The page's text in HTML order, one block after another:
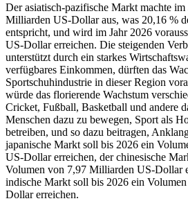
Der asiatisch-pazifische Markt machte
Milliarden US-Dollar aus, was 20,16 %
entspricht, und wird im Jahr 2026
US-Dollar erreichen. Die steigenden
unterstützt durch ein starkes
verfügbares Einkommen, dürften das
Sportschuhindustrie in dieser Region
würde das florierende Wachstum
Cricket, Fußball, Basketball und andere
Menschen dazu zu bewegen, Sport als
betreiben, und so dazu beitragen,
japanische Markt soll bis 2026 ein
US-Dollar erreichen, der chinesische
Volumen von 7,97 Milliarden US-Dollar
indische Markt soll bis 2026 ein
Dollar erreichen.